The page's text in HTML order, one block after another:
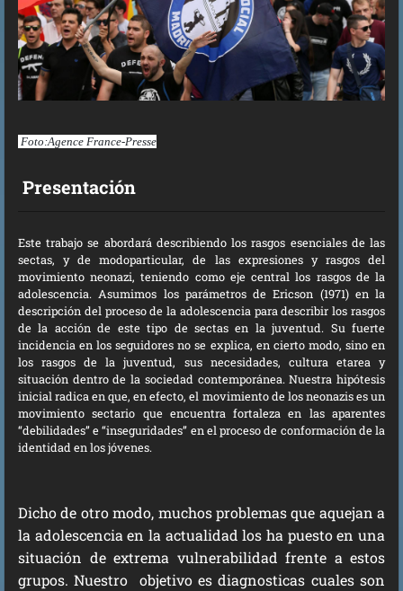
Foto:Agence France-Presse
Presentación
Este trabajo se abordará describiendo los rasgos esenciales de las
sectas, y de modoparticular, de las expresiones y rasgos del
movimiento neonazi, teniendo como eje central los rasgos de la
adolescencia. Asumimos los parámetros de Ericson (1971) en la
descripción del proceso de la adolescencia para describir los rasgos
de la acción de este tipo de sectas en la juventud. Su fuerte
incidencia en los seguidores no se explica, en cierto modo, sino en
los rasgos de la juventud, sus necesidades, cultura etarea y
situación dentro de la sociedad contemporánea. Nuestra hipótesis
inicial radica en que, en efecto, el movimiento de los neonazis es un
movimiento sectario que encuentra fortaleza en las aparentes
“debilidades” e “inseguridades” en el proceso de conformación de la
identidad en los jóvenes.
Dicho de otro modo, muchos problemas que aquejan a
la adolescencia en la actualidad los ha puesto en una
situación de extrema vulnerabilidad frente a estos
grupos. Nuestro objetivo es diagnosticas cuales son